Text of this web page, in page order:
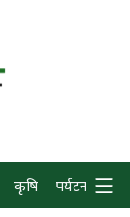
कृषि पर्यटन प्रवास